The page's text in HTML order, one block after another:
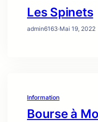
Les Spinets
admin6163·Mai 19, 2022
Information
Bourse à